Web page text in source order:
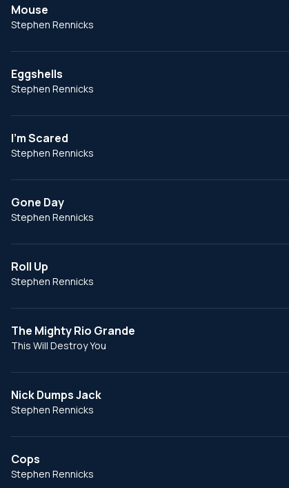
Mouse
Stephen Rennicks
Eggshells
Stephen Rennicks
I'm Scared
Stephen Rennicks
Gone Day
Stephen Rennicks
Roll Up
Stephen Rennicks
The Mighty Rio Grande
This Will Destroy You
Nick Dumps Jack
Stephen Rennicks
Cops
Stephen Rennicks